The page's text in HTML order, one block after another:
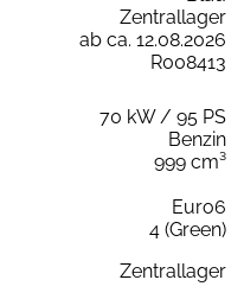
Zentrallager
ab ca. 12.08.2026
R008413
70 kW / 95 PS
Benzin
999 cm³
Euro6
4 (Green)
Zentrallager